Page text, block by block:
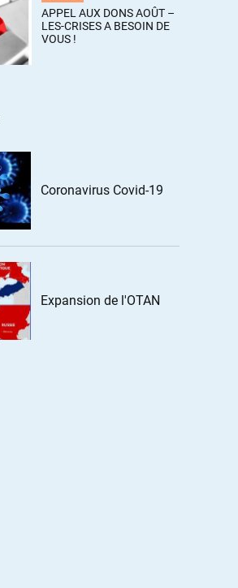
APPEL AUX DONS AOÛT –
LES-CRISES A BESOIN DE
VOUS !
Coronavirus Covid-19
Expansion de l'OTAN